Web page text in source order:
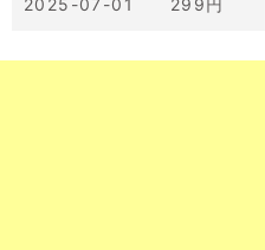
2025-07-01 299円